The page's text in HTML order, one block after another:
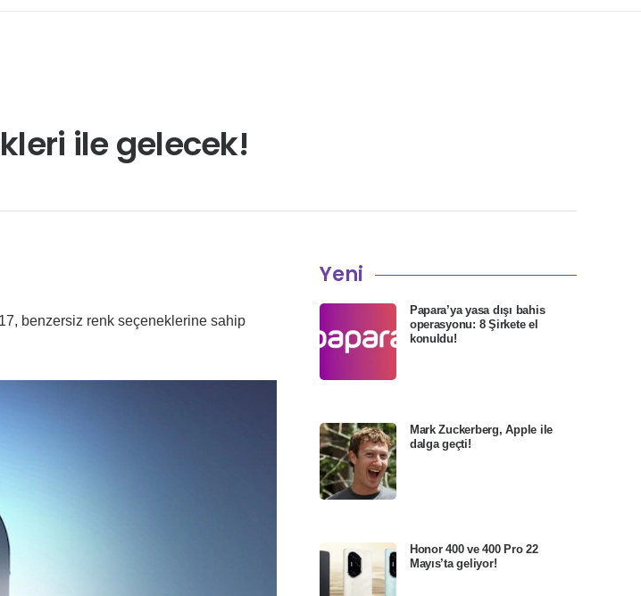
ile gelecek!
benzersiz renk seçeneklerine sahip
Yeni
Papara’ya yasa dışı bahis
operasyonu: 8 Şirkete el
konuldu!
Mark Zuckerberg, Apple ile
dalga geçti!
Honor 400 ve 400 Pro 22
Mayıs’ta geliyor!